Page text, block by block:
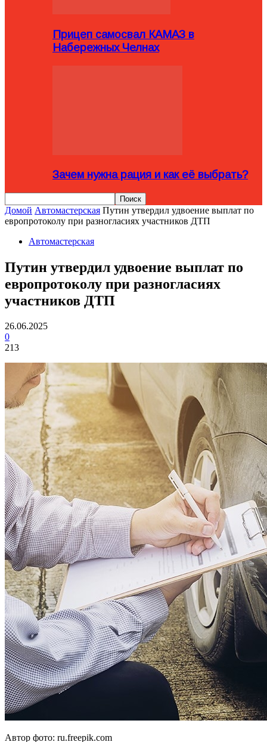
Прицеп самосвал КАМАЗ в
Набережных Челнах
Зачем нужна рация и как её выбрать?
Домой Автомастерская Путин утвердил удвоение выплат по
европротоколу при разногласиях участников ДТП
Автомастерская
Путин утвердил удвоение выплат по
европротоколу при разногласиях
участников ДТП
26.06.2025
0
213
Автор фото: ru.freepik.com